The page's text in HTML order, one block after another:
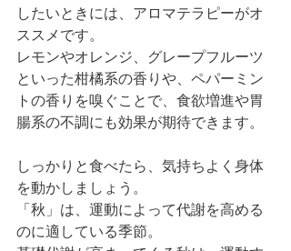
したいときには、アロマテラピーがオ
ススメです。
レモンやオレンジ、グレープフルーツ
といった柑橘系の香りや、ペパーミン
トの香りを嗅ぐことで、食欲増進や胃
腸系の不調にも効果が期待できます。
しっかりと食べたら、気持ちよく身体
を動かしましょう。
「秋」は、運動によって代謝を高める
のに適している季節。